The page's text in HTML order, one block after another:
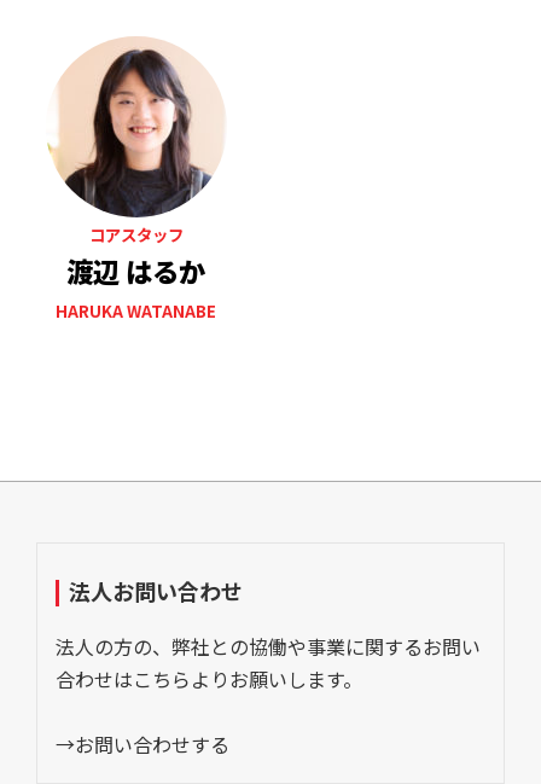
コアスタッフ
渡辺 はるか
HARUKA WATANABE
法人お問い合わせ
法人の方の、弊社との協働や事業に関するお問い
合わせはこちらよりお願いします。
→お問い合わせする